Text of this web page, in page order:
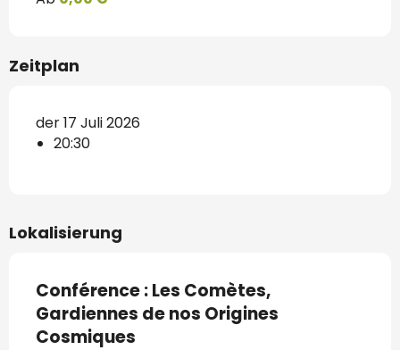
Zeitplan
der 17 Juli 2026
20:30
Lokalisierung
Conférence : Les Comètes,
Gardiennes de nos Origines
Cosmiques